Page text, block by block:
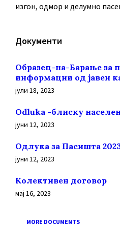
изгон, одмор и делумно
Документи
Образец-на-Барање за
информации од јавен
јули 18, 2023
Odluka -блиску
јуни 12, 2023
Oдлука за Пасишта
јуни 12, 2023
Колективен договор
мај 16, 2023
MORE DOCUMENTS